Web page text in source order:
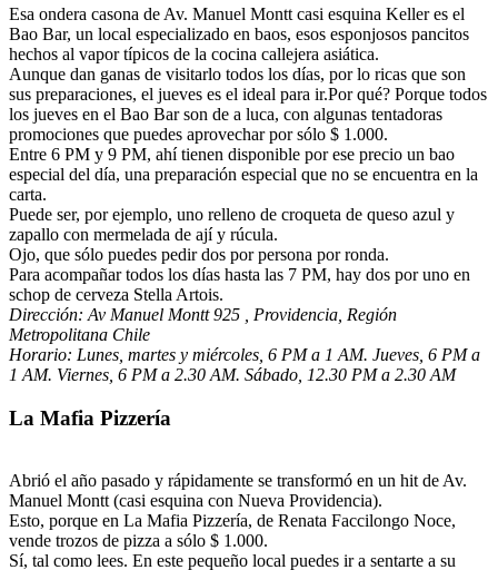
Esa ondera casona de Av. Manuel Montt casi esquina Keller es el
Bao Bar, un local especializado en baos, esos esponjosos pancitos
hechos al vapor típicos de la cocina callejera asiática.
Aunque dan ganas de visitarlo todos los días, por lo ricas que son
sus preparaciones, el jueves es el ideal para ir.Por qué? Porque todos
los jueves en el Bao Bar son de a luca, con algunas tentadoras
promociones que puedes aprovechar por sólo $ 1.000.
Entre 6 PM y 9 PM, ahí tienen disponible por ese precio un bao
especial del día, una preparación especial que no se encuentra en la
carta.
Puede ser, por ejemplo, uno relleno de croqueta de queso azul y
zapallo con mermelada de ají y rúcula.
Ojo, que sólo puedes pedir dos por persona por ronda.
Para acompañar todos los días hasta las 7 PM, hay dos por uno en
schop de cerveza Stella Artois.
Dirección: Av Manuel Montt 925 , Providencia, Región
Metropolitana Chile
Horario: Lunes, martes y miércoles, 6 PM a 1 AM. Jueves, 6 PM a
1 AM. Viernes, 6 PM a 2.30 AM. Sábado, 12.30 PM a 2.30 AM
La Mafia Pizzería
Abrió el año pasado y rápidamente se transformó en un hit de Av.
Manuel Montt (casi esquina con Nueva Providencia).
Esto, porque en La Mafia Pizzería, de Renata Faccilongo Noce,
vende trozos de pizza a sólo $ 1.000.
Sí, tal como lees. En este pequeño local puedes ir a sentarte a su